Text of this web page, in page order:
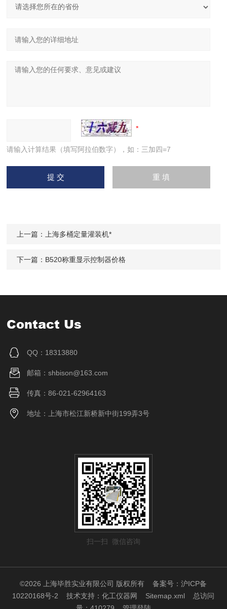
请输入计算结果（填写阿拉伯数字），如：三加四=7
上一篇： 上海多桶定量灌装机*
下一篇： B520称重显示控制器价格
Contact Us
QQ：18313880
邮箱：shbison@163.com
传真：86-021-62964163
地址：上海市松江新桥新中街199弄3号
扫一扫 微信咨询
©2026 上海毕胜实业有限公司 版权所有备案号：沪ICP备
10220168号-2 技术支持：化工仪器网 Sitemap.xml 总访问